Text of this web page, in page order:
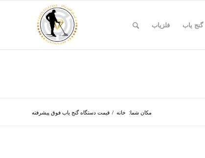
گنج یاب فلزیاب
مکان شما: خانه / قیمت دستگاه گنج یاب فوق پیشرفته